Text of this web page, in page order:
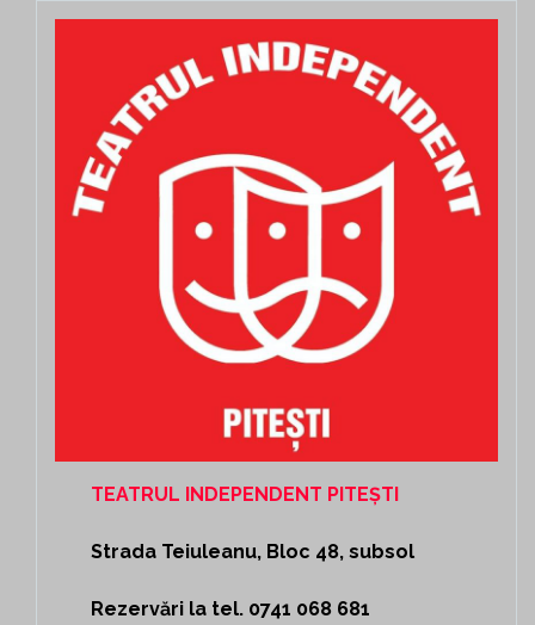
TEATRUL INDEPENDENT PITEȘTI
Strada Teiuleanu, Bloc 48, subsol
Rezervări la tel. 0741 068 681